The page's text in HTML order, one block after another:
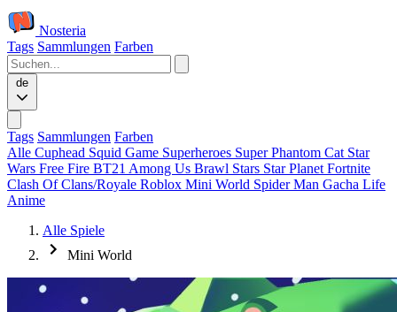
Nosteria
Tags Sammlungen Farben
de
Tags Sammlungen Farben
Alle Cuphead Squid Game Superheroes Super Phantom Cat Star
Wars Free Fire BT21 Among Us Brawl Stars Star Planet Fortnite
Clash Of Clans/Royale Roblox Mini World Spider Man Gacha Life
Anime
Alle Spiele
Mini World